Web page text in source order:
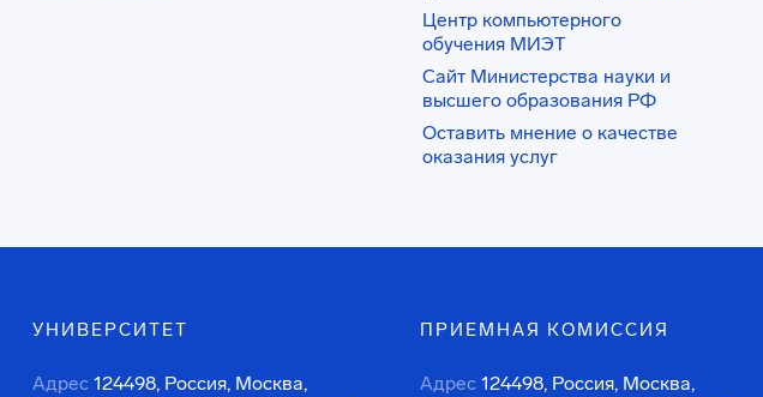
Центр компьютерного
обучения МИЭТ
Сайт Министерства науки и
высшего образования РФ
Оставить мнение о качестве
оказания услуг
УНИВЕРСИТЕТ
Адрес 124498, Россия, Москва,
ПРИЕМНАЯ КОМИССИЯ
Адрес 124498, Россия, Москва,